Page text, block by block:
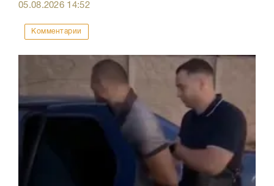
05.08.2026 14:52
Комментарии